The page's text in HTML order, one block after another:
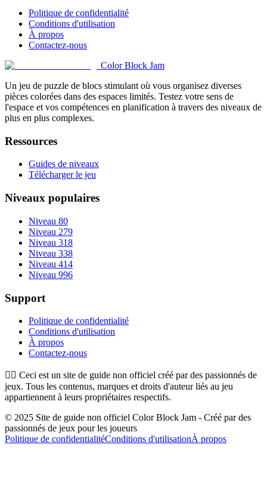
Politique de confidentialité
Conditions d'utilisation
À propos
Contactez-nous
Color Block Jam
Un jeu de puzzle de blocs stimulant où vous organisez diverses
pièces colorées dans des espaces limités. Testez votre sens de
l'espace et vos compétences en planification à travers des niveaux de
plus en plus complexes.
Ressources
Guides de niveaux
Télécharger le jeu
Niveaux populaires
Niveau 80
Niveau 279
Niveau 318
Niveau 338
Niveau 414
Niveau 996
Support
Politique de confidentialité
Conditions d'utilisation
À propos
Contactez-nous
👉🏻 Ceci est un site de guide non officiel créé par des passionnés de
jeux. Tous les contenus, marques et droits d'auteur liés au jeu
appartiennent à leurs propriétaires respectifs.
© 2025 Site de guide non officiel Color Block Jam - Créé par des
passionnés de jeux pour les joueurs
Politique de confidentialitéConditions d'utilisationÀ propos